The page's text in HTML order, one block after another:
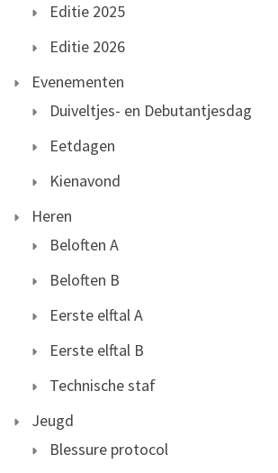
Editie 2025
Editie 2026
Evenementen
Duiveltjes- en Debutantjesdag
Eetdagen
Kienavond
Heren
Beloften A
Beloften B
Eerste elftal A
Eerste elftal B
Technische staf
Jeugd
Blessure protocol